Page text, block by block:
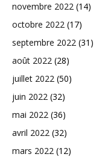
novembre 2022 (14)
octobre 2022 (17)
septembre 2022 (31)
août 2022 (28)
juillet 2022 (50)
juin 2022 (32)
mai 2022 (36)
avril 2022 (32)
mars 2022 (12)